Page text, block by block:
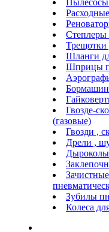
Степлеры
Трещотки
Шланги
Шприцы
Гвозде-
(газовые)
Гвозди ,
Дрели ,
Дыроколы
Зубилы
Колеса